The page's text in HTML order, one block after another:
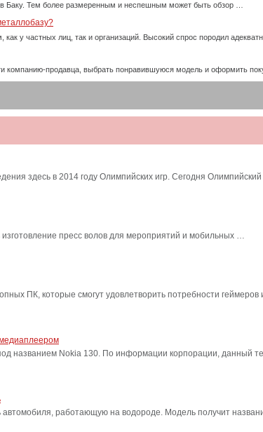
Баку. Тем более размеренным и неспешным может быть обзор …
у частных лиц, так и организаций. Высокий спрос породил
компанию-продавца, выбрать понравившуюся модель и оформить
здесь в 2014 году Олимпийских игр. Сегодня
пресс волов для мероприятий и мобильных …
ПК, которые смогут удовлетворить потребности
названием Nokia 130. По информации корпорации, данный
работающую на водороде. Модель получит